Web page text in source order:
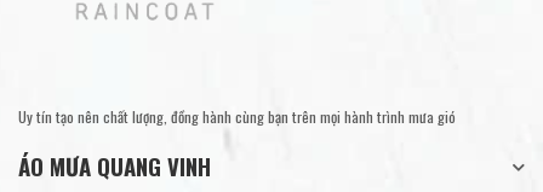
Uy tín tạo nên chất lượng, đồng hành cùng bạn trên mọi hành trình mưa gió
ÁO MƯA QUANG VINH